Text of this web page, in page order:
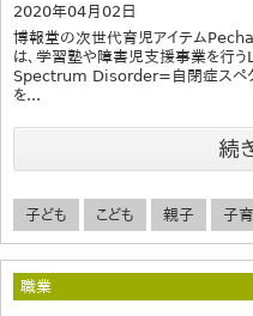
2020年04月02日
博報堂の次世代育児アイテム
は、学習塾や障害児支援事業を行
Spectrum Disorder=自閉症スペク
を...
続
子ども こども 親子 子
職業